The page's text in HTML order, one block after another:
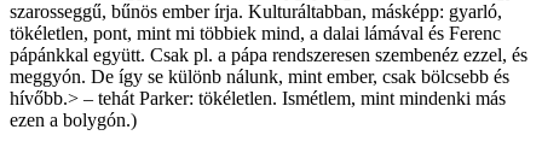
szarosseggű, bűnös ember írja. Kulturáltabban, másképp: gyarló,
tökéletlen, pont, mint mi többiek mind, a dalai lámával és Ferenc
pápánkkal együtt. Csak pl. a pápa rendszeresen szembenéz ezzel, és
meggyón. De így se különb nálunk, mint ember, csak bölcsebb és
hívőbb.> – tehát Parker: tökéletlen. Ismétlem, mint mindenki más
ezen a bolygón.)